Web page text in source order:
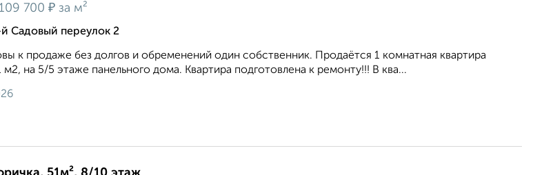
109 700 ₽ за м²
Садовый переулок 2
к продаже без долгов и обременений один собственник. Продаётся 1 комнатная квартира
на 5/5 этаже панельного дома. Квартира подготовлена к ремонту!!! В ква...